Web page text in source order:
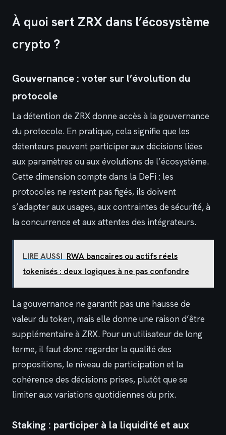
À quoi sert ZRX dans l’écosystème
crypto ?
Gouvernance : voter sur l’évolution du
protocole
La détention de ZRX donne accès à la gouvernance
du protocole. En pratique, cela signifie que les
détenteurs peuvent participer aux décisions liées
aux paramètres ou aux évolutions de l’écosystème.
Cette dimension compte dans la DeFi : les
protocoles ne restent pas figés, ils doivent
s’adapter aux usages, aux contraintes de sécurité, à
la concurrence et aux attentes des intégrateurs.
LIRE AUSSI RWA bancaires ou actifs réels
tokenisés : deux logiques à ne pas confondre
La gouvernance ne garantit pas une hausse de
valeur du token, mais elle donne une raison d’être
supplémentaire à ZRX. Pour un utilisateur de long
terme, il faut donc regarder la qualité des
propositions, le niveau de participation et la
cohérence des décisions prises, plutôt que se
limiter aux variations quotidiennes du prix.
Staking : participer à la liquidité et aux